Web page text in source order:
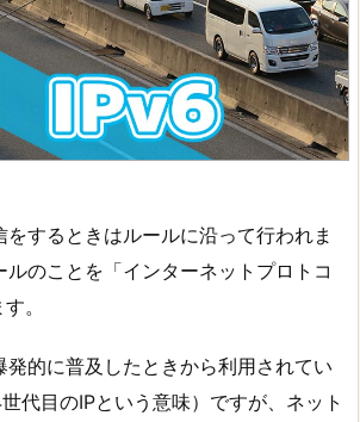
するときはルールに沿って行われま
のことを「インターネットプロトコ
。
発的に普及したときから利用されてい
代目のIPという意味）ですが、ネット